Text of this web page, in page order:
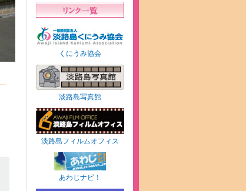
くにうみ協会
淡路島写真館
淡路島フィルムオフィス
あわじナビ！